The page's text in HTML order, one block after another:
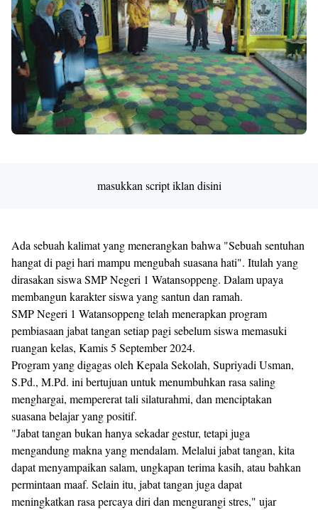
Templates
masukkan script iklan disini
Ada sebuah kalimat yang menerangkan bahwa "Sebuah sentuhan
hangat di pagi hari mampu mengubah suasana hati". Itulah yang
dirasakan siswa SMP Negeri 1 Watansoppeng. Dalam upaya
membangun karakter siswa yang santun dan ramah.
SMP Negeri 1 Watansoppeng telah menerapkan program
pembiasaan jabat tangan setiap pagi sebelum siswa memasuki
ruangan kelas, Kamis 5 September 2024.
Program yang digagas oleh Kepala Sekolah, Supriyadi Usman,
S.Pd., M.Pd. ini bertujuan untuk menumbuhkan rasa saling
menghargai, mempererat tali silaturahmi, dan menciptakan
suasana belajar yang positif.
"Jabat tangan bukan hanya sekadar gestur, tetapi juga
mengandung makna yang mendalam. Melalui jabat tangan, kita
dapat menyampaikan salam, ungkapan terima kasih, atau bahkan
permintaan maaf. Selain itu, jabat tangan juga dapat
meningkatkan rasa percaya diri dan mengurangi stres," ujar